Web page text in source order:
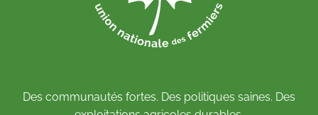
Des communautés fortes. Des politiques saines. Des